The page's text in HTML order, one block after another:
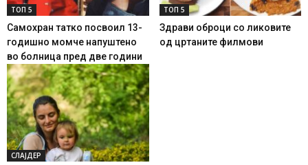
ТОП 5
Самохран татко посвоил 13-
годишно момче напуштено
во болница пред две години
ТОП 5
Здрави оброци со ликовите
од цртаните филмови
СЛАЈДЕР